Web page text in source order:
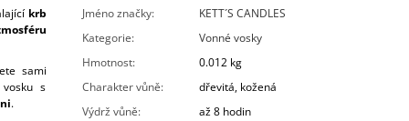
krb
sami
s
.
Jméno značky:
KETT´S CANDLES
Kategorie:
Vonné vosky
Hmotnost:
0.012 kg
Charakter vůně:
dřevitá, kožená
Výdrž vůně:
až 8 hodin